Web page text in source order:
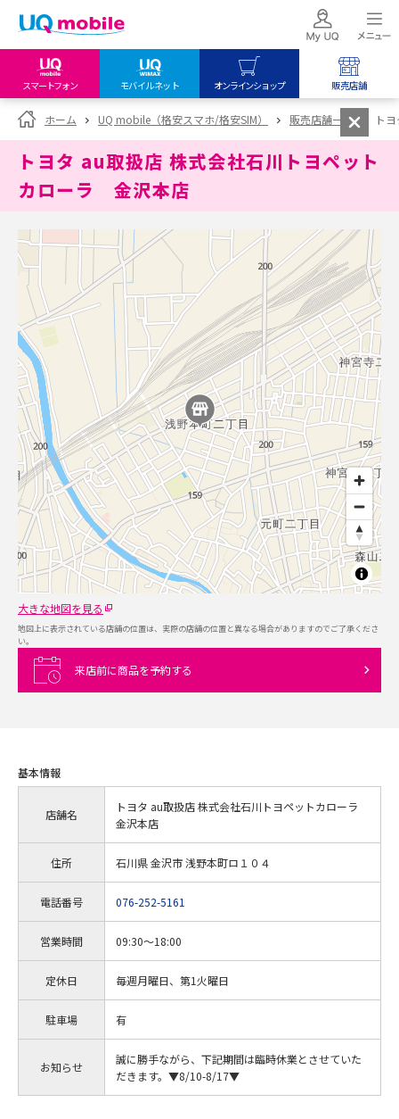
スマートフォン モバイルネット オンラインショップ 販売店舗
my UQ WiMAX
UQ WiMAX ご契約の方
My UQ mobile
UQ mobile ご契約の方
UQ mobile
データチャージサイト
UQ mobile
オンラインショップ
UQ WiMAX
オンラインショップ
UQ mobile
販売店舗
UQ WiMAX
販売店舗
ホーム UQ mobile（格安スマホ/格安SIM） 販売店舗一覧 ト
トヨタ au取扱店 株式会社石川トヨペット
カローラ 金沢本店
大きな地図を見る
地図上に表示されている店舗の位置は、実際の店舗の位置と異なる場合がありますのでご了承くださ
い。
来店前に商品を予約する
基本情報
店舗名
トヨタ au取扱店 株式会社石川トヨペットカローラ
金沢本店
住所 石川県 金沢市 浅野本町ロ１０４
電話番号 076-252-5161
営業時間 09:30～18:00
定休日 毎週月曜日、第1火曜日
駐車場 有
お知らせ
誠に勝手ながら、下記期間は臨時休業とさせていた
だきます。▼8/10-8/17▼